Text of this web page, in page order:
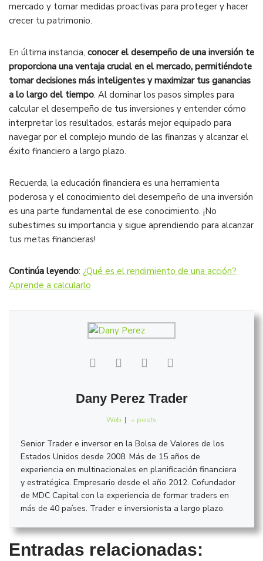
mercado y tomar medidas proactivas para proteger y hacer
crecer tu patrimonio.
En última instancia, conocer el desempeño de una inversión te
proporciona una ventaja crucial en el mercado, permitiéndote
tomar decisiones más inteligentes y maximizar tus ganancias
a lo largo del tiempo. Al dominar los pasos simples para
calcular el desempeño de tus inversiones y entender cómo
interpretar los resultados, estarás mejor equipado para
navegar por el complejo mundo de las finanzas y alcanzar el
éxito financiero a largo plazo.
Recuerda, la educación financiera es una herramienta
poderosa y el conocimiento del desempeño de una inversión
es una parte fundamental de ese conocimiento. ¡No
subestimes su importancia y sigue aprendiendo para alcanzar
tus metas financieras!
Continúa leyendo: ¿Qué es el rendimiento de una acción?
Aprende a calcularlo
Dany Perez Trader
Web | + posts
Senior Trader e inversor en la Bolsa de Valores de los
Estados Unidos desde 2008. Más de 15 años de
experiencia en multinacionales en planificación financiera
y estratégica. Empresario desde el año 2012. Cofundador
de MDC Capital con la experiencia de formar traders en
más de 40 países. Trader e inversionista a largo plazo.
Entradas relacionadas: